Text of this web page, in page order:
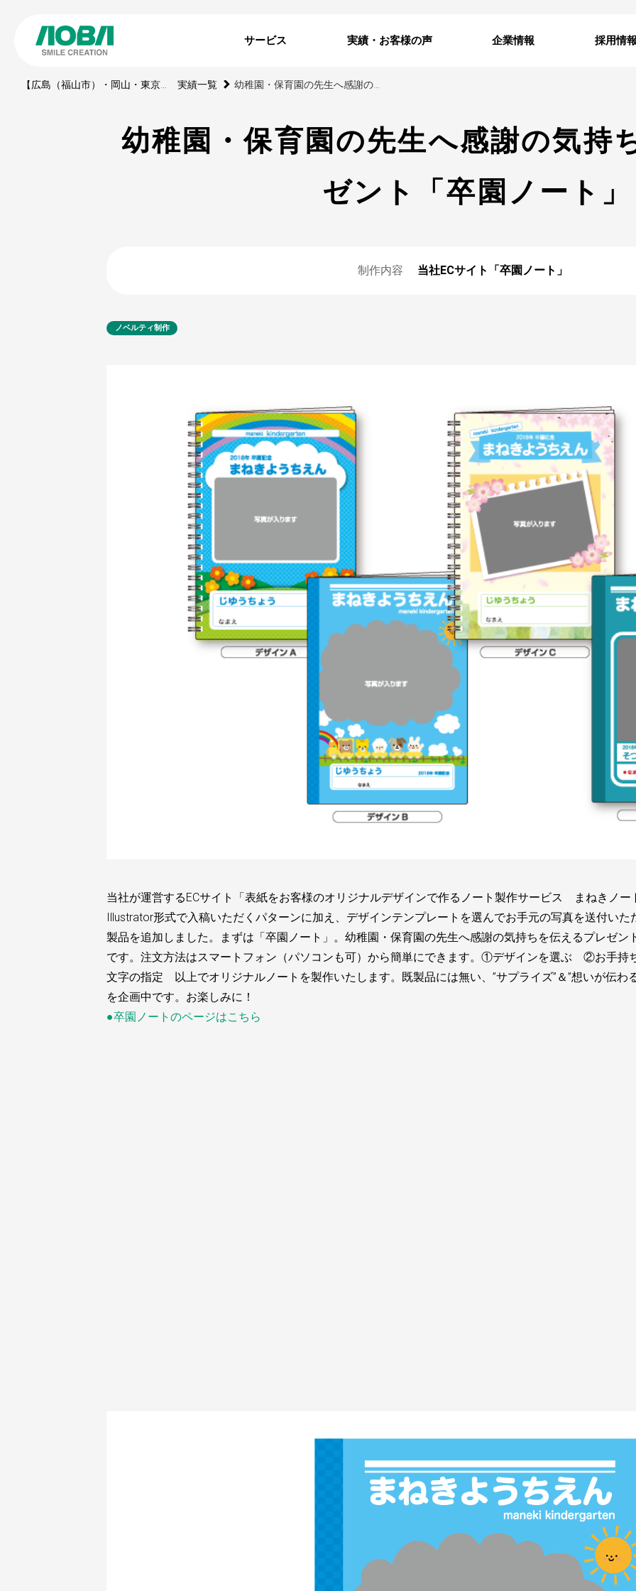
サービス 実績・お客様の声 企業情報 採用情
【広島（福山市）・岡山・東京】印刷・WEBサイト・動画・展示ブース・ノベルティの制作会社 実績一覧 幼稚園・保育園の先生へ感謝の気持ちを伝えるプレゼント「卒園ノート」
幼稚園・保育園の先生へ感謝の気持
ゼント「卒園ノート」
制作内容 当社ECサイト「卒園ノート」
ノベルティ制作
当社が運営するECサイト「表紙をお客様のオリジナルデザインで作るノート製作サービス まねきノ
Illustrator形式で入稿いただくパターンに加え、デザインテンプレートを選んでお手元の写真を送付い
製品を追加しました。まずは「卒園ノート」。幼稚園・保育園の先生へ感謝の気持ちを伝えるプレゼ
です。注文方法はスマートフォン（パソコンも可）から簡単にできます。①デザインを選ぶ ②お手
文字の指定 以上でオリジナルノートを製作いたします。既製品には無い、”サプライズ”＆”想いが伝わ
を企画中です。お楽しみに！
●卒園ノートのページはこちら